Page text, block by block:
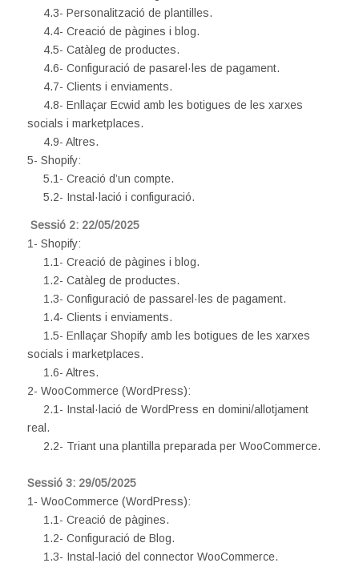
4.3- Personalització de plantilles.
4.4- Creació de pàgines i blog.
4.5- Catàleg de productes.
4.6- Configuració de pasarel·les de pagament.
4.7- Clients i enviaments.
4.8- Enllaçar Ecwid amb les botigues de les xarxes
socials i marketplaces.
4.9- Altres.
5- Shopify:
5.1- Creació d’un compte.
5.2- Instal·lació i configuració.
Sessió 2: 22/05/2025
1- Shopify:
1.1- Creació de pàgines i blog.
1.2- Catàleg de productes.
1.3- Configuració de passarel·les de pagament.
1.4- Clients i enviaments.
1.5- Enllaçar Shopify amb les botigues de les xarxes
socials i marketplaces.
1.6- Altres.
2- WooCommerce (WordPress):
2.1- Instal·lació de WordPress en domini/allotjament
real.
2.2- Triant una plantilla preparada per WooCommerce.
Sessió 3: 29/05/2025
1- WooCommerce (WordPress):
1.1- Creació de pàgines.
1.2- Configuració de Blog.
1.3- Instal-lació del connector WooCommerce.